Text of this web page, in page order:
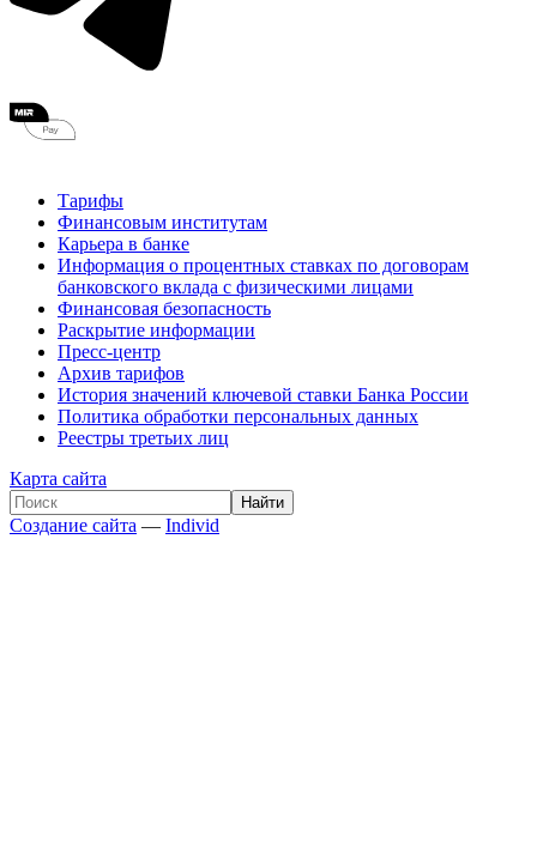
Тарифы
Финансовым институтам
Карьера в банке
Информация о процентных ставках по договорам
банковского вклада с физическими лицами
Финансовая безопасность
Раскрытие информации
Пресс-центр
Архив тарифов
История значений ключевой ставки Банка России
Политика обработки персональных данных
Реестры третьих лиц
Карта сайта
Создание сайта — Individ